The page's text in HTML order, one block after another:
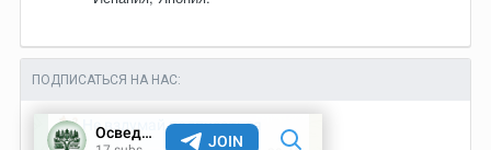
ПОДПИСАТЬСЯ НА НАС: